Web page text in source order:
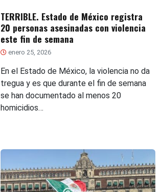
TERRIBLE. Estado de México registra
20 personas asesinadas con violencia
este fin de semana
enero 25, 2026
En el Estado de México, la violencia no da
tregua y es que durante el fin de semana
se han documentado al menos 20
homicidios…